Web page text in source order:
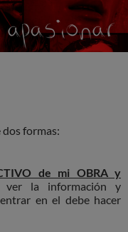
formas:
de mi OBRA y
ver la información y
en el debe hacer